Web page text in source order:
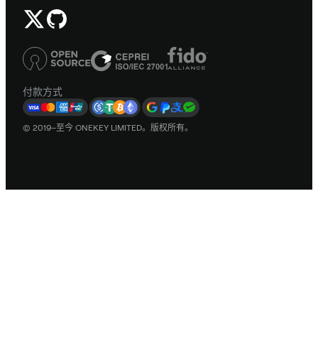
付款方式
© 2019–至今 ONEKEY LIMITED。版权所有。